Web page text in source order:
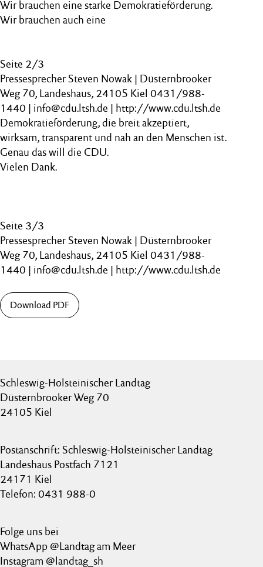
Wir brauchen eine starke Demokratieförderung.
Wir brauchen auch eine
Seite 2/3
Pressesprecher Steven Nowak | Düsternbrooker
Weg 70, Landeshaus, 24105 Kiel 0431/988-
1440 | info@cdu.ltsh.de | http://www.cdu.ltsh.de
Demokratieförderung, die breit akzeptiert,
wirksam, transparent und nah an den Menschen ist.
Genau das will die CDU.
Vielen Dank.
Seite 3/3
Pressesprecher Steven Nowak | Düsternbrooker
Weg 70, Landeshaus, 24105 Kiel 0431/988-
1440 | info@cdu.ltsh.de | http://www.cdu.ltsh.de
Download PDF
Schleswig-Holsteinischer Landtag
Düsternbrooker Weg 70
24105 Kiel
Postanschrift: Schleswig-Holsteinischer Landtag
Landeshaus Postfach 7121
24171 Kiel
Telefon: 0431 988-0
Folge uns bei
WhatsApp @Landtag am Meer
Instagram @landtag_sh